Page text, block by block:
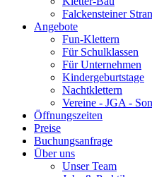
Falckensteiner
Angebote
Fun-Klettern
Für Schulklassen
Für Unternehmen
Kindergeburtstage
Nachtklettern
Vereine - JGA -
Öffnungszeiten
Preise
Buchungsanfrage
Über uns
Unser Team